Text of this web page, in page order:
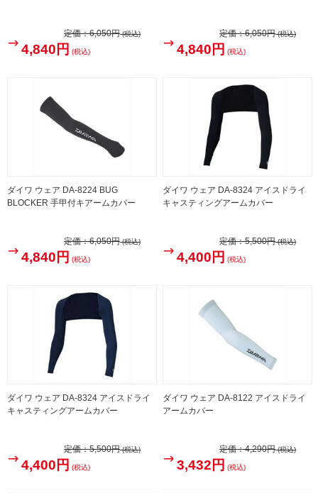
定価：6,050円(税込)
4,840円 (税込)
定価：6,050円(税込)
4,840円 (税込)
ダイワ ウェア DA-8224 BUG
BLOCKER 手甲付キアームカバー
定価：6,050円(税込)
4,840円 (税込)
ダイワ ウェア DA-8324 アイスドライ
キャスティングアームカバー
定価：5,500円(税込)
4,400円 (税込)
ダイワ ウェア DA-8324 アイスドライ
キャスティングアームカバー
定価：5,500円(税込)
4,400円 (税込)
ダイワ ウェア DA-8122 アイスドライ
アームカバー
定価：4,290円(税込)
3,432円 (税込)